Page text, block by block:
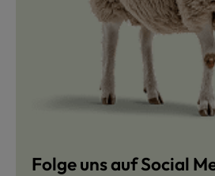
Folge uns auf Social